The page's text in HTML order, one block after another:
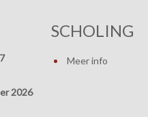
2026
SCHOLING
Meer info